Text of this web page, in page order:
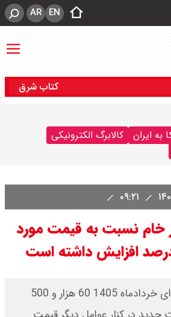
EN
AR
کتاب شرق
به ایران
کالابرگ الکترونیکی
نسبت به قیمت مورد
قیمت شیر خام از ابتدای خردادماه 1405 60 هزار و 500